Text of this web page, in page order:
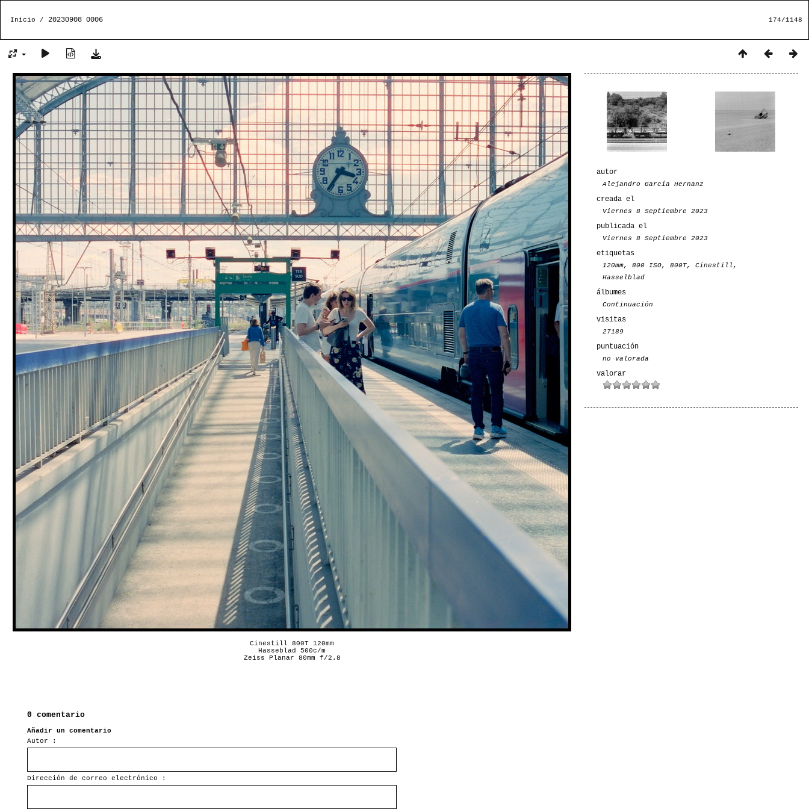
174/1148
Inicio / 20230908 0006
Cinestill 800T 120mm
Hasseblad 500c/m
Zeiss Planar 80mm f/2.8
autor
Alejandro García Hernanz
creada el
Viernes 8 Septiembre 2023
publicada el
Viernes 8 Septiembre 2023
etiquetas
120mm, 800 ISO, 800T, Cinestill,
Hasselblad
álbumes
Continuación
visitas
27189
puntuación
no valorada
valorar
0 comentario
Añadir un comentario
Autor :
Dirección de correo electrónico :